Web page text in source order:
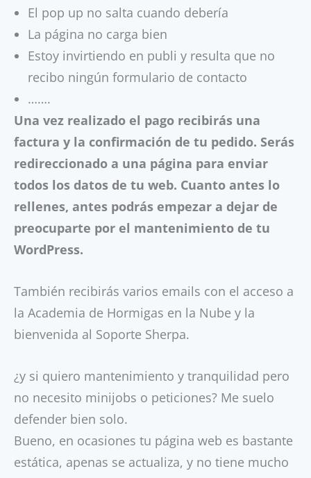
El pop up no salta cuando debería
La página no carga bien
Estoy invirtiendo en publi y resulta que no
recibo ningún formulario de contacto
…….
Una vez realizado el pago recibirás una
factura y la confirmación de tu pedido. Serás
redireccionado a una página para enviar
todos los datos de tu web. Cuanto antes lo
rellenes, antes podrás empezar a dejar de
preocuparte por el mantenimiento de tu
WordPress.
También recibirás varios emails con el acceso a
la Academia de Hormigas en la Nube y la
bienvenida al Soporte Sherpa.
¿y si quiero mantenimiento y tranquilidad pero
no necesito minijobs o peticiones? Me suelo
defender bien solo.
Bueno, en ocasiones tu página web es bastante
estática, apenas se actualiza, y no tiene mucho